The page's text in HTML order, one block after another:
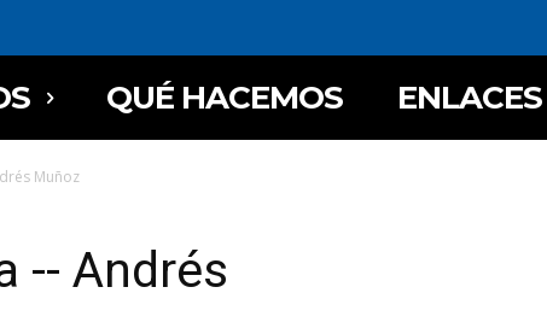
QUÉ HACEMOS ENLACES
Muñoz
-- Andrés